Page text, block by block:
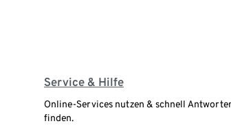
Service & Hilfe
Online-Services nutzen & schnell
finden.